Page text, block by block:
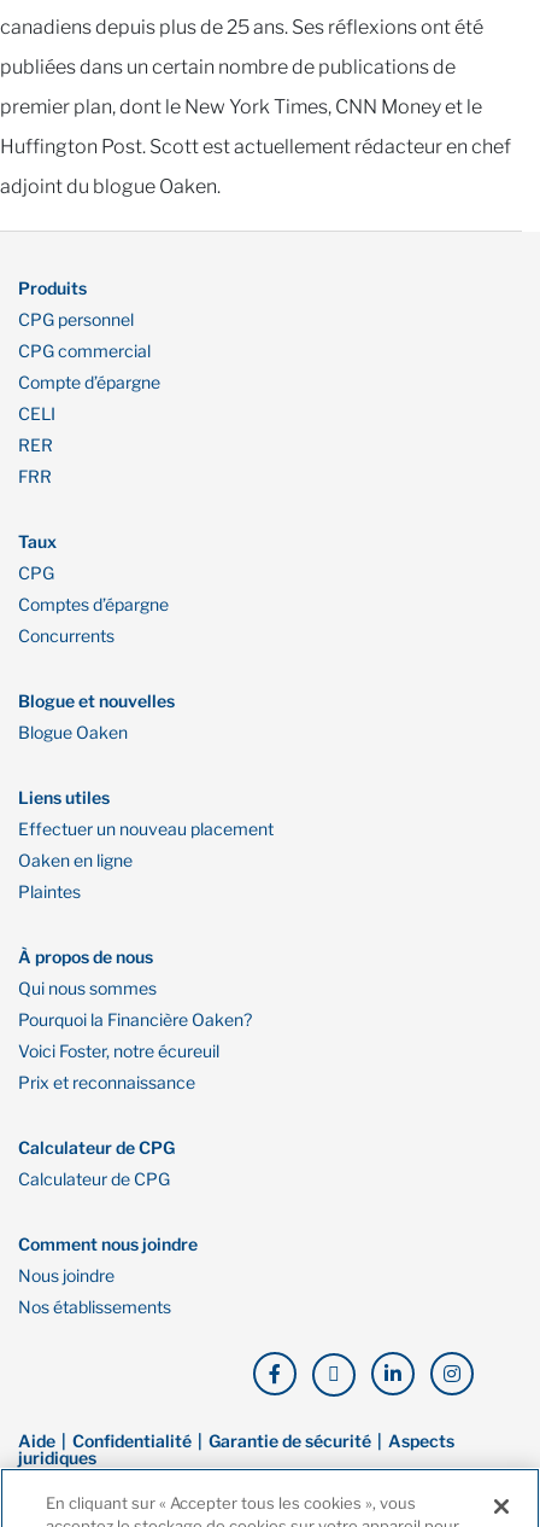
canadiens depuis plus de 25 ans. Ses réflexions ont été
publiées dans un certain nombre de publications de
premier plan, dont le New York Times, CNN Money et le
Huffington Post. Scott est actuellement rédacteur en chef
adjoint du blogue Oaken.
Produits
CPG personnel
CPG commercial
Compte d’épargne
CELI
RER
FRR
Taux
CPG
Comptes d’épargne
Concurrents
Blogue et nouvelles
Blogue Oaken
Liens utiles
Effectuer un nouveau placement
Oaken en ligne
Plaintes
À propos de nous
Qui nous sommes
Pourquoi la Financière Oaken?
Voici Foster, notre écureuil
Prix et reconnaissance
Calculateur de CPG
Calculateur de CPG
Comment nous joindre
Nous joindre
Nos établissements
Aide Confidentialité Garantie de sécurité
Aspects
juridiques
© Droit d’auteur de Financière Oaken. Tous droits réservés. La Financière
En cliquant sur « Accepter tous les cookies », vous